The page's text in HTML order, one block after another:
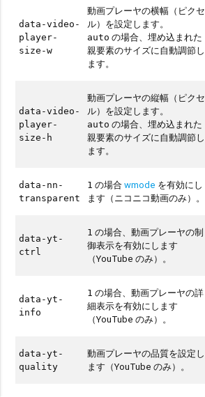
data-video-
player-
size-w
動画プレーヤの横幅（ピクセ
ル）を設定します。
auto の場合、埋め込まれた
親要素のサイズに自動調節し
ます。
data-video-
player-
size-h
動画プレーヤの縦幅（ピクセ
ル）を設定します。
auto の場合、埋め込まれた
親要素のサイズに自動調節し
ます。
data-nn-
transparent
1 の場合wmode を有効にし
ます（ニコニコ動画のみ）。
data-yt-
ctrl
1 の場合、動画プレーヤの制
御表示を有効にします
（YouTube のみ）。
data-yt-
info
1 の場合、動画プレーヤの詳
細表示を有効にします
（YouTube のみ）。
data-yt-
quality
動画プレーヤの品質を設定し
ます（YouTube のみ）。